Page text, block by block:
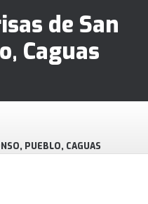
de San
Caguas
PUEBLO, CAGUAS